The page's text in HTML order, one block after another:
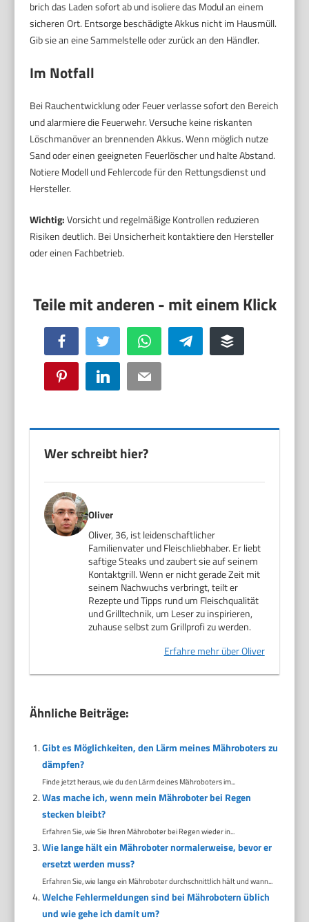
brich das Laden sofort ab und isoliere das Modul an einem
sicheren Ort. Entsorge beschädigte Akkus nicht im Hausmüll.
Gib sie an eine Sammelstelle oder zurück an den Händler.
Im Notfall
Bei Rauchentwicklung oder Feuer verlasse sofort den Bereich
und alarmiere die Feuerwehr. Versuche keine riskanten
Löschmanöver an brennenden Akkus. Wenn möglich nutze
Sand oder einen geeigneten Feuerlöscher und halte Abstand.
Notiere Modell und Fehlercode für den Rettungsdienst und
Hersteller.
Wichtig:Vorsicht und regelmäßige Kontrollen reduzieren
Risiken deutlich. Bei Unsicherheit kontaktiere den Hersteller
oder einen Fachbetrieb.
Facebook Twitter WhatsApp Telegram Buffer
Pinterest LinkedIn Email
Wer schreibt hier?
Oliver
Oliver, 36, ist leidenschaftlicher
Familienvater und Fleischliebhaber. Er liebt
saftige Steaks und zaubert sie auf seinem
Kontaktgrill. Wenn er nicht gerade Zeit mit
seinem Nachwuchs verbringt, teilt er
Rezepte und Tipps rund um Fleischqualität
und Grilltechnik, um Leser zu inspirieren,
zuhause selbst zum Grillprofi zu werden.
Erfahre mehr über Oliver
Ähnliche Beiträge:
Gibt es Möglichkeiten, den Lärm meines Mähroboters zu
dämpfen?
Finde jetzt heraus, wie du den Lärm deines Mähroboters im...
Was mache ich, wenn mein Mähroboter bei Regen
stecken bleibt?
Erfahren Sie, wie Sie Ihren Mähroboter bei Regen wieder in...
Wie lange hält ein Mähroboter normalerweise, bevor er
ersetzt werden muss?
Erfahren Sie, wie lange ein Mähroboter durchschnittlich hält und wann...
Welche Fehlermeldungen sind bei Mährobotern üblich
und wie gehe ich damit um?